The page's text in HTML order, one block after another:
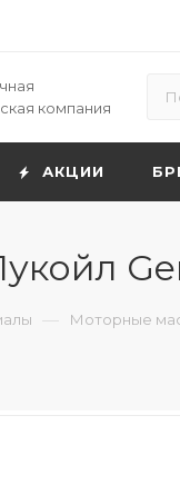
компания
АКЦИИ
— Моторные